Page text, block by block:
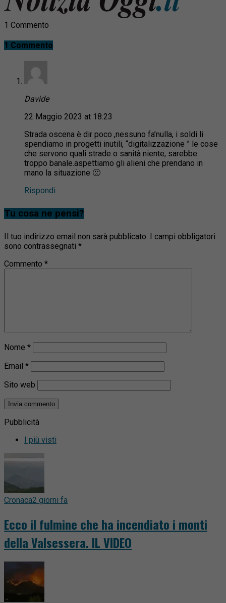
1 Commento
1 Commento
Davide
22 Maggio 2023 at 18:23
Strada oscena è dir poco ,nessuno fa’nulla, i soldi li
spendiamo in progetti inutili, “digitalizzazione ” le cose
che servono quali strade o sanità niente, sarebbe
troppo banale.aspettiamo gli alieni che prendano in
mano la situazione 🙁
Rispondi
Tu cosa ne pensi?
Il tuo indirizzo email non sarà pubblicato. I campi obbligatori
sono contrassegnati *
Commento *
Nome *
Email *
Sito web
Pubblicità
I più visti
Cronaca2 giorni fa
Ecco il fulmine che ha incendiato i monti
della Valsessera. IL VIDEO